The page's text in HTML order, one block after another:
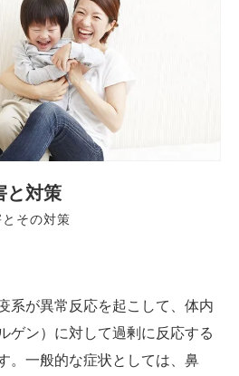
と対策
その対策
系が異常反応を起こして、体内
ゲン）に対して過剰に反応する
。一般的な症状としては、鼻